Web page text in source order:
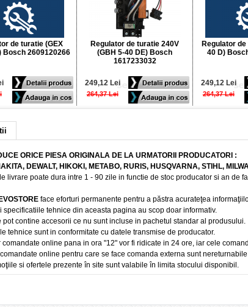
de turatie (GEX
Bosch 2609120266
Regulator de turatie 240V
(GBH 5-40 DE) Bosch
1617233032
249,12 Lei
264,37 Lei
Regulator
40 D)
249,12 Lei
264,37 Lei
ORICE PIESA ORIGINALA DE LA URMATORII PRODUCATORI :
DEWALT, HIKOKI, METABO, RURIS, HUSQVARNA, STIHL,
livrare poate dura intre 1 - 90 zile in functie de stoc producator si an de
face eforturi permanente pentru a păstra acurateţea
specificatiile tehnice din aceasta pagina au scop doar informativ.
pot contine accesorii ce nu sunt incluse in pachetul standar al produsului.
tehnice sunt in conformitate cu datele transmise de producator.
comandate online pana in ora "12" vor fi ridicate in 24 ore, iar cele
online pentru care se face comanda externa sunt
si ofertele prezente în site sunt valabile în limita stocului disponibil.